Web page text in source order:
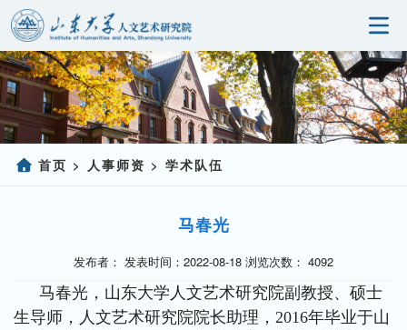
首页 > 人事师资 > 学术队伍
马春光
发布者： 发表时间：2022-08-18 浏览次数： 4092
马春光，山东大学人文艺术研究院副教授、硕士
生导师，人文艺术研究院院长助理，2016年毕业于山
首页
研究院概况
社会服务